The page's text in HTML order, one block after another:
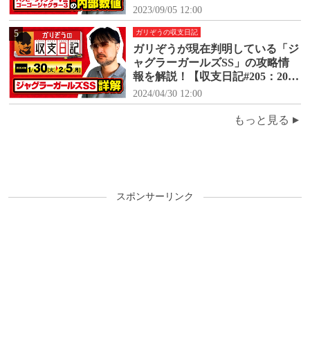
【収支日記#171：2023年6月6日
(火)～6月12日(月)】
2023/09/05 12:00
5 ガリぞうの収支日記
ガリぞうが現在判明している「ジ
ャグラーガールズSS」の攻略情
報を解説！【収支日記#205：2024
年1月30日(火)～2024年2月5日
(月)】
2024/04/30 12:00
もっと見る
スポンサーリンク